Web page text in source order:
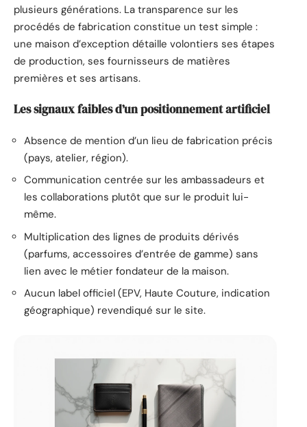
plusieurs générations. La transparence sur les
procédés de fabrication constitue un test simple :
une maison d’exception détaille volontiers ses étapes
de production, ses fournisseurs de matières
premières et ses artisans.
Les signaux faibles d’un positionnement artificiel
Absence de mention d’un lieu de fabrication précis
(pays, atelier, région).
Communication centrée sur les ambassadeurs et
les collaborations plutôt que sur le produit lui-
même.
Multiplication des lignes de produits dérivés
(parfums, accessoires d’entrée de gamme) sans
lien avec le métier fondateur de la maison.
Aucun label officiel (EPV, Haute Couture, indication
géographique) revendiqué sur le site.